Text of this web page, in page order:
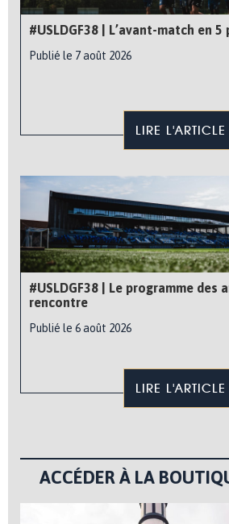
#USLDGF38 | L’avant-match en 5
Publié le 7 août 2026
LIRE L'ARTICLE
#USLDGF38 | Le programme des
rencontre
Publié le 6 août 2026
LIRE L'ARTICLE
ACCÉDER À LA